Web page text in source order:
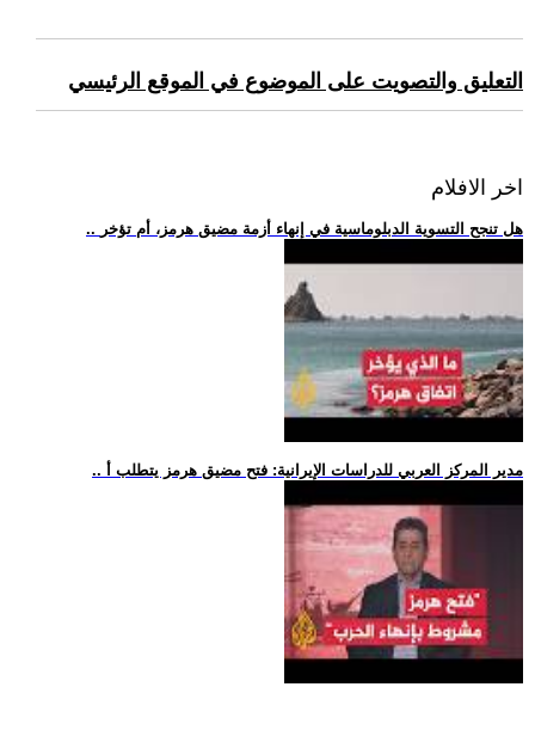
التعليق والتصويت على الموضوع في الموقع الرئيسي
اخر الافلام
.. هل تنجح التسوية الدبلوماسية في إنهاء أزمة مضيق هرمز، أم تؤخر
.. مدير المركز العربي للدراسات الإيرانية: فتح مضيق هرمز يتطلب أ